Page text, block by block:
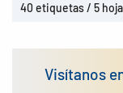
40 etiquetas / 5
Visítanos